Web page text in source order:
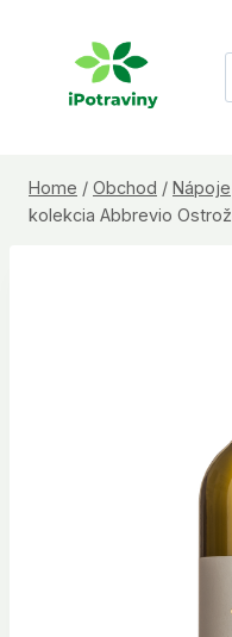
Home / Obchod / Nápoje
kolekcia Abbrevio